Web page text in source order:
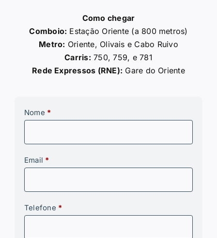
Como chegar
Comboio: Estação Oriente (a 800 metros)
Metro: Oriente, Olivais e Cabo Ruivo
Carris: 750, 759, e 781
Rede Expressos (RNE): Gare do Oriente
Contactos
Nome *
Email *
Telefone *